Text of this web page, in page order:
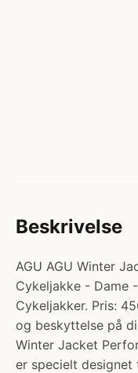
Beskrivelse
AGU AGU Winter
Cykeljakke - Dame
Cykeljakker. Pris:
og beskyttelse på
Winter Jacket
er specielt designet